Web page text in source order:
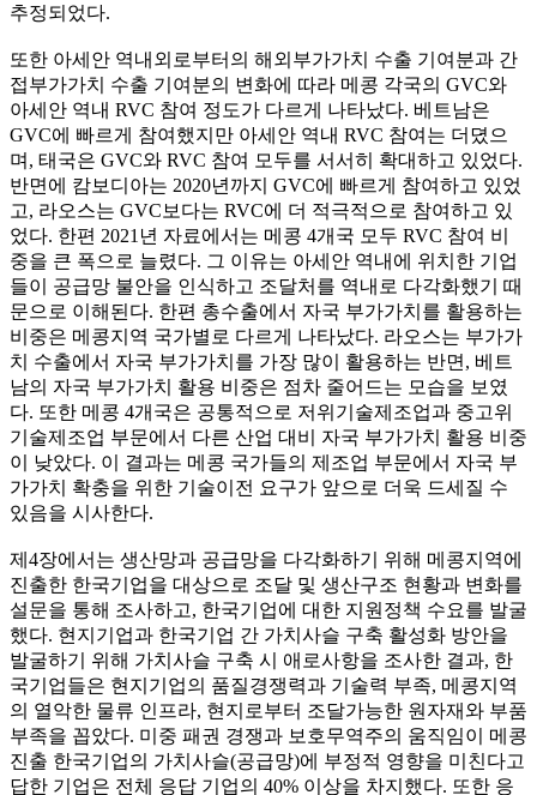
추정되었다.
또한 아세안 역내외로부터의 해외부가가치 수출 기여분과 간
접부가가치 수출 기여분의 변화에 따라 메콩 각국의 GVC와
아세안 역내 RVC 참여 정도가 다르게 나타났다. 베트남은
GVC에 빠르게 참여했지만 아세안 역내 RVC 참여는 더뎠으
며, 태국은 GVC와 RVC 참여 모두를 서서히 확대하고 있었다.
반면에 캄보디아는 2020년까지 GVC에 빠르게 참여하고 있었
고, 라오스는 GVC보다는 RVC에 더 적극적으로 참여하고 있
었다. 한편 2021년 자료에서는 메콩 4개국 모두 RVC 참여 비
중을 큰 폭으로 늘렸다. 그 이유는 아세안 역내에 위치한 기업
들이 공급망 불안을 인식하고 조달처를 역내로 다각화했기 때
문으로 이해된다. 한편 총수출에서 자국 부가가치를 활용하는
비중은 메콩지역 국가별로 다르게 나타났다. 라오스는 부가가
치 수출에서 자국 부가가치를 가장 많이 활용하는 반면, 베트
남의 자국 부가가치 활용 비중은 점차 줄어드는 모습을 보였
다. 또한 메콩 4개국은 공통적으로 저위기술제조업과 중고위
기술제조업 부문에서 다른 산업 대비 자국 부가가치 활용 비중
이 낮았다. 이 결과는 메콩 국가들의 제조업 부문에서 자국 부
가가치 확충을 위한 기술이전 요구가 앞으로 더욱 드세질 수
있음을 시사한다.
제4장에서는 생산망과 공급망을 다각화하기 위해 메콩지역에
진출한 한국기업을 대상으로 조달 및 생산구조 현황과 변화를
설문을 통해 조사하고, 한국기업에 대한 지원정책 수요를 발굴
했다. 현지기업과 한국기업 간 가치사슬 구축 활성화 방안을
발굴하기 위해 가치사슬 구축 시 애로사항을 조사한 결과, 한
국기업들은 현지기업의 품질경쟁력과 기술력 부족, 메콩지역
의 열악한 물류 인프라, 현지로부터 조달가능한 원자재와 부품
부족을 꼽았다. 미중 패권 경쟁과 보호무역주의 움직임이 메콩
진출 한국기업의 가치사슬(공급망)에 부정적 영향을 미친다고
답한 기업은 전체 응답 기업의 40% 이상을 차지했다. 또한 응